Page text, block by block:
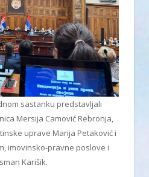
sastanku predstavljali
Mersija Camović Rebronja,
uprave Marija Petaković i
imovinsko-pravne poslove i
Karišik.